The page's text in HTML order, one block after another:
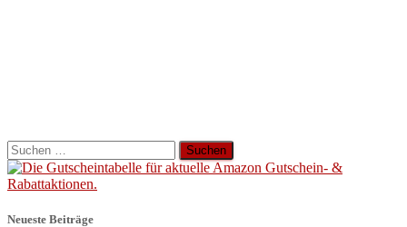
Suchen
nach:
Neueste Beiträge